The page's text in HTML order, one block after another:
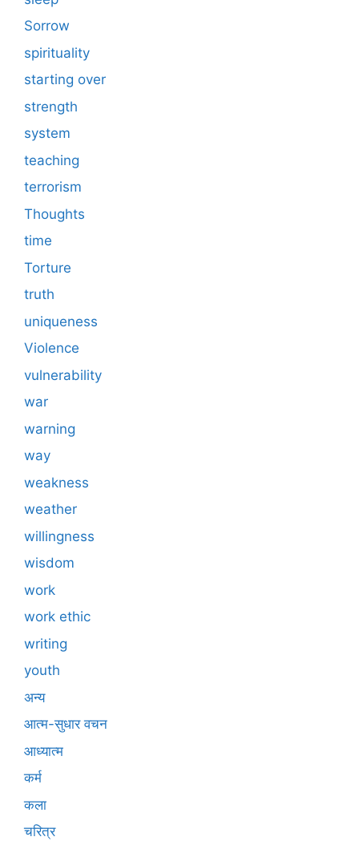
Sorrow
spirituality
starting over
strength
system
teaching
terrorism
Thoughts
time
Torture
truth
uniqueness
Violence
vulnerability
war
warning
way
weakness
weather
willingness
wisdom
work
work ethic
writing
youth
अन्य
आत्म-सुधार वचन
आध्यात्म
कर्म
कला
चरित्र